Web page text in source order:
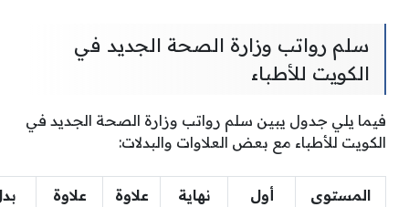
سلم رواتب وزارة الصحة الجديد في
الكويت للأطباء
فيما يلي جدول يبين سلم رواتب وزارة الصحة الجديد في
الكويت للأطباء مع بعض العلاوات والبدلات:
المستوى
أول
نهاية
علاوة
علاوة